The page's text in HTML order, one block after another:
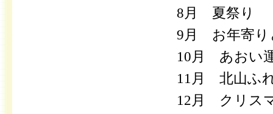
8月 夏祭り
9月 お年寄り
10月 あおい
11月 北山ふ
12月 クリス